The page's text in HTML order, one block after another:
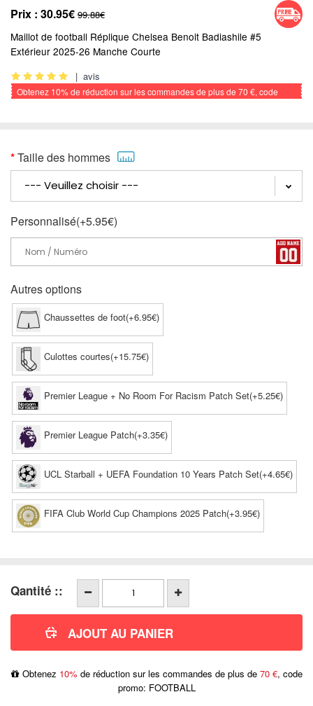
Prix : 30.95€ 99.88€
Maillot de football Réplique Chelsea Benoit Badiashile #5
Extérieur 2025-26 Manche Courte
| avis
Obtenez 10%de réduction sur les commandes de plus de 70 €, code
Taille des hommes
Personnalisé(+5.95€)
Autres options
Chaussettes de foot(+6.95€)
Culottes courtes(+15.75€)
Premier League + No Room For Racism Patch Set(+5.25€)
Premier League Patch(+3.35€)
UCL Starball + UEFA Foundation 10 Years Patch Set(+4.65€)
FIFA Club World Cup Champions 2025 Patch(+3.95€)
Qantité ::
Obtenez 10% de réduction sur les commandes de plus de 70 €, code
promo: FOOTBALL